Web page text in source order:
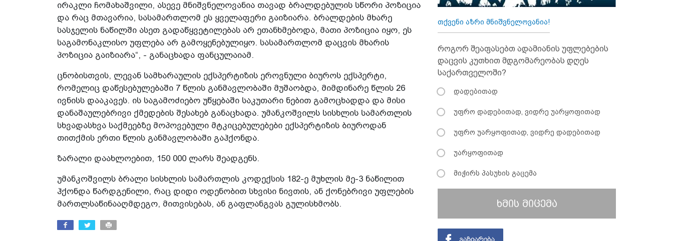
ირაკლი ჩომახაშვილი, ასევე მნიშვნელოვანია თავად ბრალდებულის სწორი პოზიცია
და რაც მთავარია, სასამართლომ ეს ყველაფერი გაიზიარა. ბრალდების მხარე
სასჯელის ნაწილში ასეთ გადაწყვეტილებას არ ეთანხმებოდა, მათი პოზიცია იყო, ეს
საგამონაკლისო უფლება არ გამოყენებულიყო. სასამართლომ დაცვის მხარის
პოზიცია გაიზიარა“, - განაცხადა ფანცულაიამ.
ცნობისთვის, ლევან სამხარაულის ექსპერტიზის ეროვნული ბიუროს ექსპერტი,
რომელიც დაწესებულებაში 7 წლის განმავლობაში მუშაობდა, მიმდინარე წლის 26
ივნისს დააკავეს. ის საგამოძიებო უწყებაში საკუთარი ნებით გამოცხადდა და მისი
დანაშაულებრივი ქმედების შესახებ განაცხადა. უმანკოშვილს სისხლის სამართლის
სხვადასხვა საქმეებზე მოპოვებული მტკიცებულებები ექსპერტიზის ბიუროდან
თითქმის ერთი წლის განმავლობაში გაჰქონდა.
ზარალი დაახლოებით, 150 000 ლარს შეადგენს.
უმანკოშვილს ბრალი სისხლის სამართლის კოდექსის 182-ე მუხლის მე-3 ნაწილით
ჰქონდა წარდგენილი, რაც დიდი ოდენობით სხვისი ნივთის, ან ქონებრივი უფლების
მართლსაწინააღმდეგო, მითვისებას, ან გაფლანგვას გულისხმობს.
თქვენი აზრი მნიშვნელოვანია!
როგორ შეაფასებთ ადამიანის უფლებების
დაცვის კუთხით მდგომარეობას დღეს
საქართველოში?
დადებითად
უფრო დადებითად, ვიდრე უარყოფითად
უფრო უარყოფითად, ვიდრე დადებითად
უარყოფითად
მიჭირს პასუხის გაცემა
ხმის მიცემა